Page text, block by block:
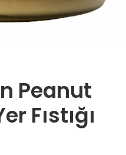
Peanut
Fıstığı